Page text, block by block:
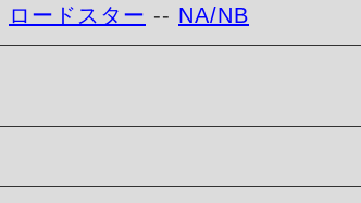
ロードスター -- NA/NB